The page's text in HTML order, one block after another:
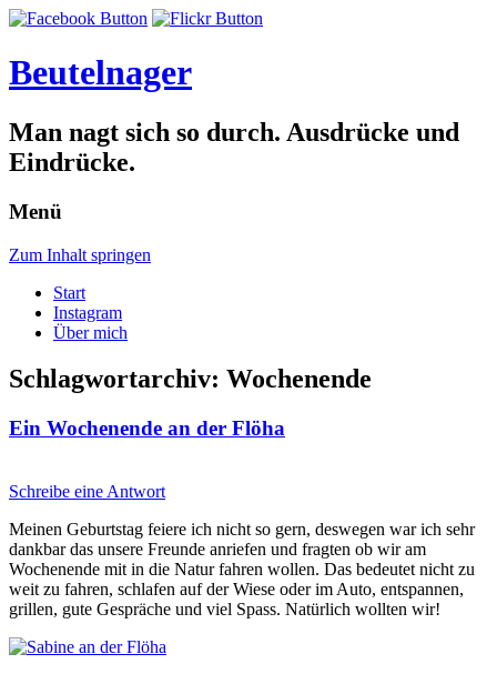
Beutelnager
Man nagt sich so durch. Ausdrücke und
Eindrücke.
Menü
Zum Inhalt springen
Start
Instagram
Über mich
Schlagwortarchiv: Wochenende
Ein Wochenende an der Flöha
Schreibe eine Antwort
Meinen Geburtstag feiere ich nicht so gern, deswegen war ich sehr
dankbar das unsere Freunde anriefen und fragten ob wir am
Wochenende mit in die Natur fahren wollen. Das bedeutet nicht zu
weit zu fahren, schlafen auf der Wiese oder im Auto, entspannen,
grillen, gute Gespräche und viel Spass. Natürlich wollten wir!